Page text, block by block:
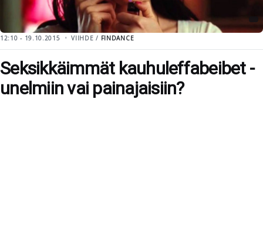
12:10 - 19.10.2015 VIIHDE / FINDANCE
Seksikkäimmät kauhuleffabeibet -
unelmiin vai painajaisiin?